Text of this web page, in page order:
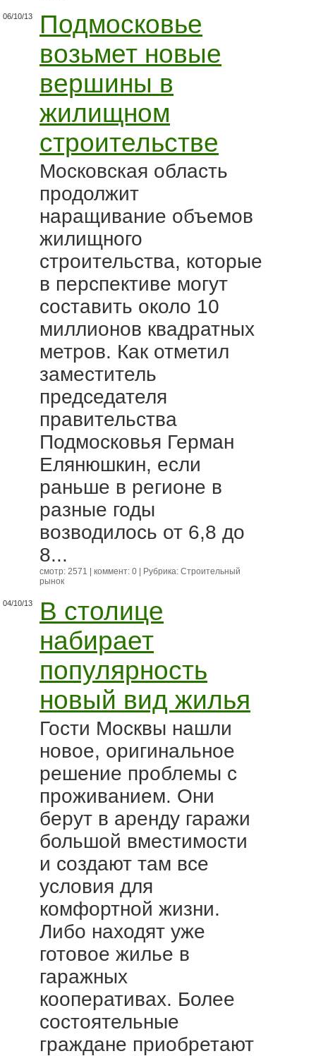
06/10/13
Подмосковье
возьмет новые
вершины в
жилищном
строительстве
Московская область
продолжит
наращивание объемов
жилищного
строительства, которые
в перспективе могут
составить около 10
миллионов квадратных
метров. Как отметил
заместитель
председателя
правительства
Подмосковья Герман
Елянюшкин, если
раньше в регионе в
разные годы
возводилось от 6,8 до
8...
смотр: 2571 | коммент: 0 | Рубрика: Строительный
рынок
04/10/13
В столице
набирает
популярность
новый вид жилья
Гости Москвы нашли
новое, оригинальное
решение проблемы с
проживанием. Они
берут в аренду гаражи
большой вместимости
и создают там все
условия для
комфортной жизни.
Либо находят уже
готовое жилье в
гаражных
кооперативах. Более
состоятельные
граждане приобретают